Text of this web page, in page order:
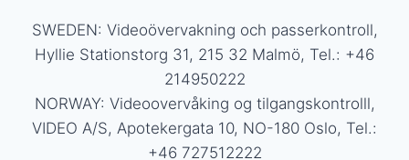
SWEDEN: Videoövervakning och passerkontroll,
Hyllie Stationstorg 31, 215 32 Malmö, Tel.: +46
214950222
NORWAY: Videoovervåking og tilgangskontrolll,
VIDEO A/S, Apotekergata 10, NO-180 Oslo, Tel.:
+46 727512222